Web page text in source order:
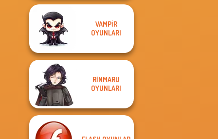
VAMPIR
OYUNLARI
RINMARU
OYUNLARI